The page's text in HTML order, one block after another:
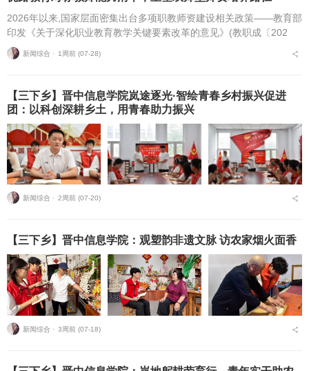
2026年以来,国家层面密集出台多项职教师资建设相关政策——教育部
印发《关于深化职业教育教学关键要素改革的意见》(教职成〔202
6〕1号)(以下简称《意见》),明确将“细化教师能力清单”作为核心举
措,...
新闻综合 ⋅ 1周前 (07-28)
【三下乡】晋中信息学院岚途逐光·智绘青春乡村振兴促进
团：以科创深耕乡土，用青春助力振兴
新闻综合 ⋅ 2周前 (07-20)
【三下乡】晋中信息学院：观塑韵非遗文脉 访农家烟火面香
新闻综合 ⋅ 3周前 (07-18)